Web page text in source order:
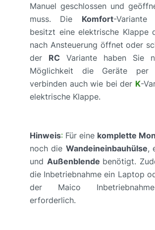
Manuel geschlossen und
muss. Die Komfort-Variante
besitzt eine elektrische Klappe
nach Ansteuerung öffnet oder
der RC Variante haben Sie
Möglichkeit die Geräte per
verbinden auch wie bei der K-
elektrische Klappe.
Hinweis: Für eine komplette
noch die Wandeineinbauhülse,
und Außenblende benötigt.
die Inbetriebnahme ein Laptop
der Maico Inbetriebnahme-
erforderlich.